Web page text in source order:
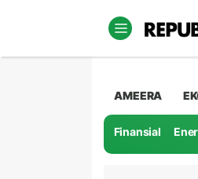
AMEERA
Finansial